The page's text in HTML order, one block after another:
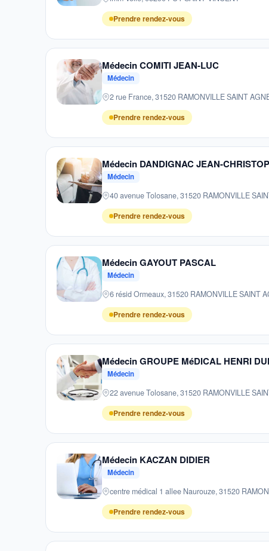
Prendre rendez-vous
Médecin COMITI JEAN-LUC
Médecin
2 rue France, 31520 RAMONVILLE SAINT
Prendre rendez-vous
Médecin DANDIGNAC JEAN-
Médecin
40 avenue Tolosane, 31520 RAMONVILLE
Prendre rendez-vous
Médecin GAYOUT PASCAL
Médecin
6 résid Ormeaux, 31520 RAMONVILLE SAINT
Prendre rendez-vous
Médecin GROUPE MéDICAL HENRI
Médecin
22 avenue Tolosane, 31520 RAMONVILLE
Prendre rendez-vous
Médecin KACZAN DIDIER
Médecin
centre médical 1 allee Naurouze, 31520
Prendre rendez-vous